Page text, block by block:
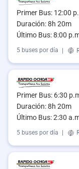
Primer Bus: 12:00
Duración: 8h 20m
Último Bus: 8:00
5 buses por día |
Primer Bus: 6:30
Duración: 8h 20m
Último Bus: 2:30
5 buses por día |